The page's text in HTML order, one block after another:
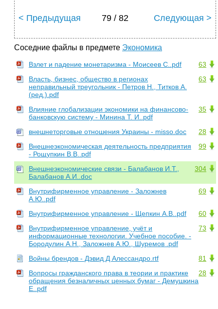
< Предыдущая 79 / 82 Следующая >
Соседние файлы в предмете Экономика
63
Взлет и падение монетаризма - Моисеев С..pdf
63
Власть, бизнес, общество в регионах
неправильный треугольник - Петров Н., Титков А.
(ред.).pdf
35
Влияние глобализации экономики на финансово-
банковскую систему - Минина Т. И..pdf
28
внешнеторговые отношения Украины - misso.doc
99
Внешнеэкономическая деятельность предприятия
- Рощупкин В.В..pdf
304
Внешнеэкономические связи - Балабанов И.Т.,
Балабанов А.И..doc
69
Внутрифирменное управление - Заложнев
А.Ю..pdf
60
Внутрифирменное управление - Щепкин А.В..pdf
73
Внутрифирменное управление, учёт и
информационные технологии. Учебное пособие. -
Бородулин А.Н., Заложнев А.Ю., Шуремов .pdf
81
Войны брендов - Дэвид Д Алессандро.rtf
28
Вопросы гражданского права в теории и практике
обращения безналичных ценных бумаг - Демушкина
Е..pdf